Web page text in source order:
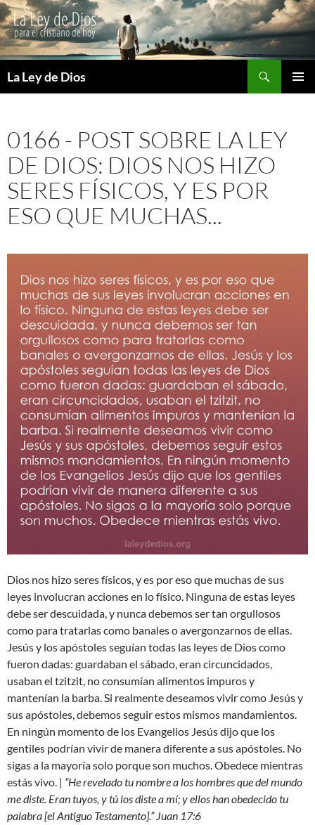
La Ley de Dios
0166 - POST SOBRE LA LEY
DE DIOS: DIOS NOS HIZO
SERES FÍSICOS, Y ES POR
ESO QUE MUCHAS...
Dios nos hizo seres físicos, y es por eso que muchas de sus
leyes involucran acciones en lo físico. Ninguna de estas leyes
debe ser descuidada, y nunca debemos ser tan orgullosos
como para tratarlas como banales o avergonzarnos de ellas.
Jesús y los apóstoles seguían todas las leyes de Dios como
fueron dadas: guardaban el sábado, eran circuncidados,
usaban el tzitzit, no consumían alimentos impuros y
mantenían la barba. Si realmente deseamos vivir como Jesús y
sus apóstoles, debemos seguir estos mismos mandamientos.
En ningún momento de los Evangelios Jesús dijo que los
gentiles podrían vivir de manera diferente a sus apóstoles. No
sigas a la mayoría solo porque son muchos. Obedece mientras
estás vivo. | “He revelado tu nombre a los hombres que del mundo
me diste. Eran tuyos, y tú los diste a mí; y ellos han obedecido tu
palabra [el Antiguo Testamento].” Juan 17:6